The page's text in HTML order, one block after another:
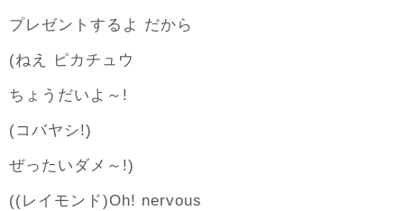
プレゼントするよ だから
(ねえ ピカチュウ
ちょうだいよ～!
(コバヤシ!)
ぜったいダメ～!)
((レイモンド)Oh! nervous